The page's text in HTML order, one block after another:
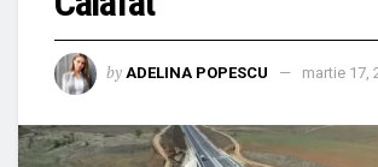
by ADELINA POPESCU martie 17,